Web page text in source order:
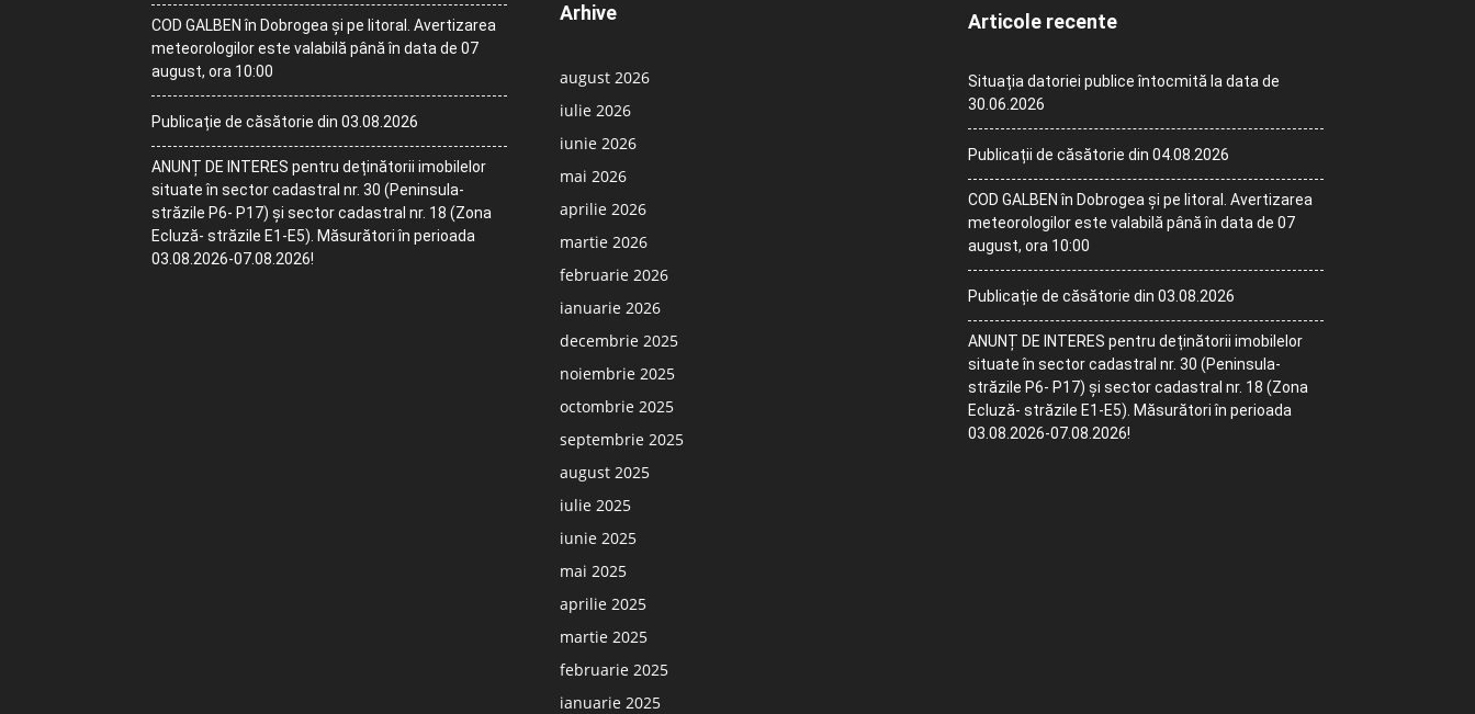
COD GALBEN în Dobrogea și pe litoral. Avertizarea
meteorologilor este valabilă până în data de 07
august, ora 10:00
Publicație de căsătorie din 03.08.2026
ANUNȚ DE INTERES pentru deținătorii imobilelor
situate în sector cadastral nr. 30 (Peninsula-
străzile P6- P17) și sector cadastral nr. 18 (Zona
Ecluză- străzile E1-E5). Măsurători în perioada
03.08.2026-07.08.2026!
Arhive
august 2026
iulie 2026
iunie 2026
mai 2026
aprilie 2026
martie 2026
februarie 2026
ianuarie 2026
decembrie 2025
noiembrie 2025
octombrie 2025
septembrie 2025
august 2025
iulie 2025
iunie 2025
mai 2025
aprilie 2025
martie 2025
februarie 2025
ianuarie 2025
Articole recente
Situația datoriei publice întocmită la data de
30.06.2026
Publicații de căsătorie din 04.08.2026
COD GALBEN în Dobrogea și pe litoral. Avertizarea
meteorologilor este valabilă până în data de 07
august, ora 10:00
Publicație de căsătorie din 03.08.2026
ANUNȚ DE INTERES pentru deținătorii imobilelor
situate în sector cadastral nr. 30 (Peninsula-
străzile P6- P17) și sector cadastral nr. 18 (Zona
Ecluză- străzile E1-E5). Măsurători în perioada
03.08.2026-07.08.2026!